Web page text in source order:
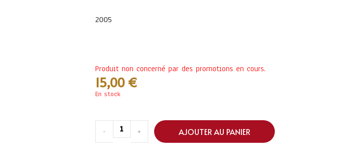
2005
Produit non concerné par des promotions en cours.
15,00 €
En stock
- + AJOUTER AU PANIER